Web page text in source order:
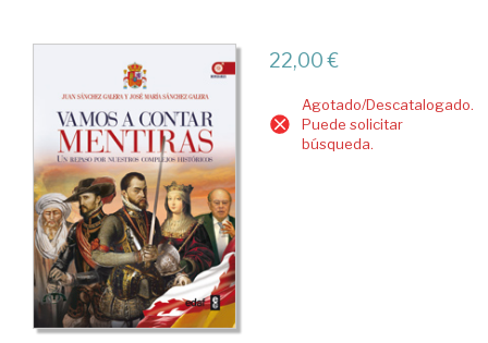
22,00 €
Agotado/Descatalogado.
Puede solicitar
búsqueda.